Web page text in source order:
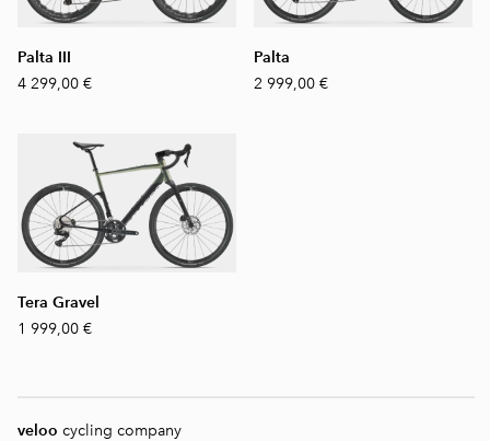
Palta III
4 299,00 €
Palta
2 999,00 €
Tera Gravel
1 999,00 €
veloo cycling company